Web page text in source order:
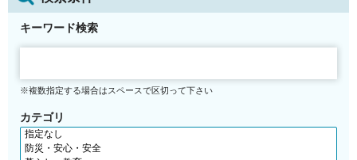
キーワード検索
※複数指定する場合はスペースで区切って下さい
カテゴリ